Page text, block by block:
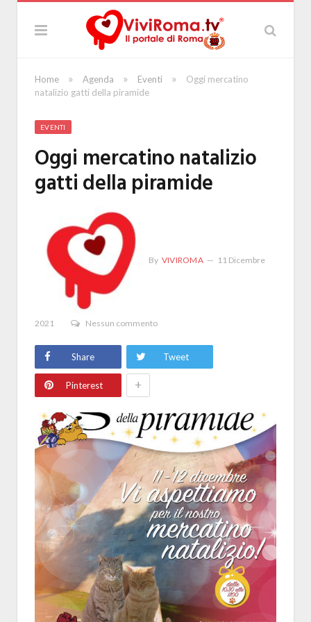
Home » Agenda » Eventi »
Oggi mercatino
natalizio gatti della piramide
EVENTI
Oggi mercatino natalizio
gatti della piramide
By VIVIROMA 11 Dicembre
2021 Nessun commento
Share Tweet
Pinterest +